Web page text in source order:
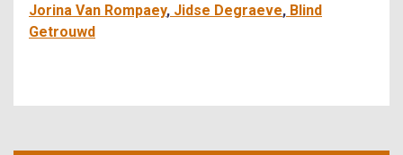
Jorina Van Rompaey Jidse Degraeve Blind
Getrouwd